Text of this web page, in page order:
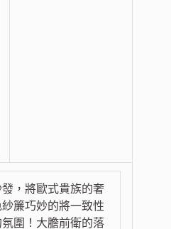
，將歐式貴族的奢
簾巧妙的將一致性
圍！大膽前衛的落